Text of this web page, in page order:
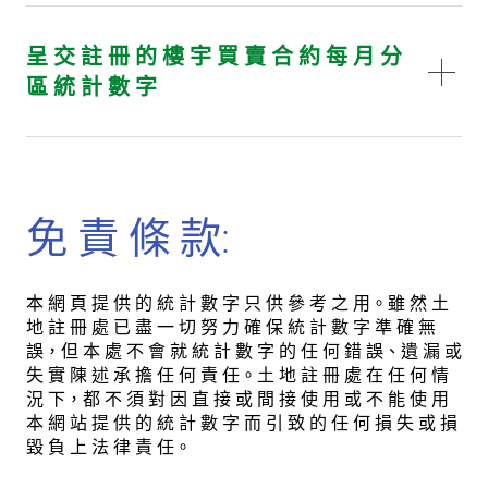
呈 交 註 冊 的 樓 宇 買 賣 合 約 每 月 分
區 統 計 數 字
免 責 條 款:
本 網 頁 提 供 的 統 計 數 字 只 供 參 考 之 用。雖 然 土
地 註 冊 處 已 盡 一 切 努 力 確 保 統 計 數 字 準 確 無
誤，但 本 處 不 會 就 統 計 數 字 的 任 何 錯 誤、遺 漏 或
失 實 陳 述 承 擔 任 何 責 任。土 地 註 冊 處 在 任 何 情
況 下，都 不 須 對 因 直 接 或 間 接 使 用 或 不 能 使 用
本 網 站 提 供 的 統 計 數 字 而 引 致 的 任 何 損 失 或 損
毀 負 上 法 律 責 任。